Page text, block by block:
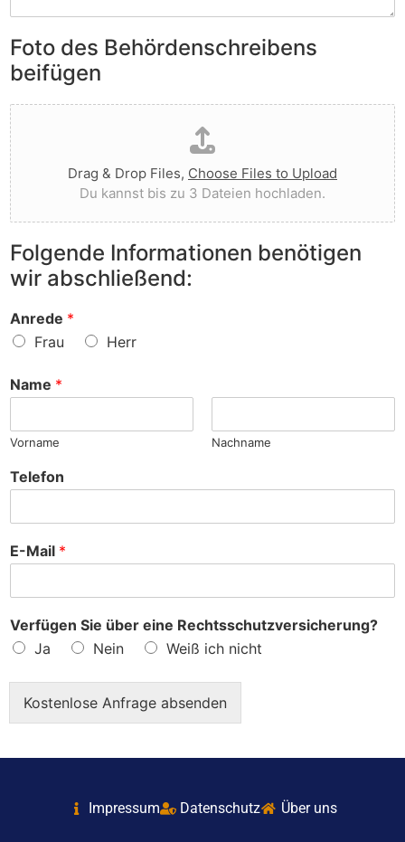
v
o
r
g
e
w
o
r
f
e
n
?
l
i
e
t
I
h
n
e
n
v
o
r
?
e
A
n
e
r
k
u
n
g
e
n
z
u
S
a
c
e
Foto des Behördenschreibens
beifügen
D
a
t
e
i
h
o
h
l
d
e
n
Drag & Drop Files, Choose Files to Upload
Du kannst bis zu 3 Dateien hochladen.
Folgende Informationen benötigen
wir abschließend:
Anrede *
Frau
Herr
Name *
Vorname Nachname
Telefon
E-Mail *
Verfügen Sie über eine Rechtsschutzversicherung?
Ja
Nein Weiß ich nicht
Kostenlose Anfrage absenden
Impressum Datenschutz Über uns